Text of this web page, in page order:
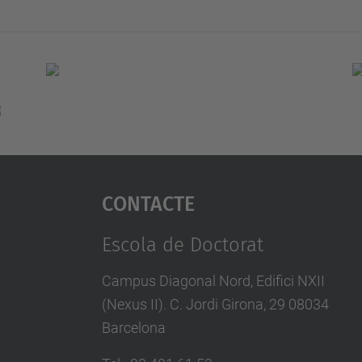
Contacte
Escola de Doctorat
Campus Diagonal Nord, Edifici NXII
(Nexus II). C. Jordi Girona, 29 08034
Barcelona